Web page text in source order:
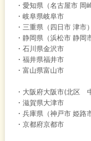
・愛知県（名古屋市 岡
・岐阜県岐阜市
・三重県（四日市 津市）
・静岡県（浜松市 静岡
・石川県金沢市
・福井県福井市
・富山県富山市
・大阪府大阪市(北区
・滋賀県大津市
・兵庫県（神戸市 姫路
・京都府京都市